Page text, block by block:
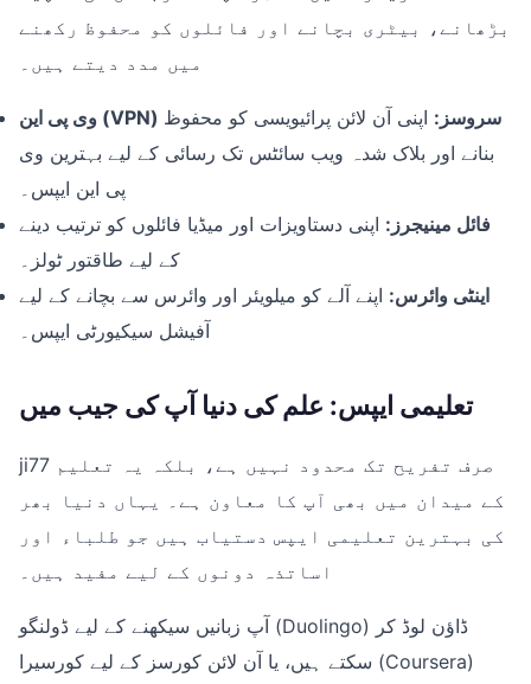
بڑھانے، بیٹری بچانے اور فائلوں کو محفوظ رکھنے
میں مدد دیتے ہیں۔
وی پی این (VPN) سروسز: اپنی آن لائن پرائیویسی کو محفوظ
بنانے اور بلاک شدہ ویب سائٹس تک رسائی کے لیے بہترین وی
پی این ایپس۔
فائل مینیجرز: اپنی دستاویزات اور میڈیا فائلوں کو ترتیب دینے
کے لیے طاقتور ٹولز۔
اینٹی وائرس: اپنے آلے کو میلویئر اور وائرس سے بچانے کے لیے
آفیشل سیکیورٹی ایپس۔
تعلیمی ایپس: علم کی دنیا آپ کی جیب میں
ji77 صرف تفریح تک محدود نہیں ہے، بلکہ یہ تعلیم
کے میدان میں بھی آپ کا معاون ہے۔ یہاں دنیا بھر
کی بہترین تعلیمی ایپس دستیاب ہیں جو طلباء اور
اساتذہ دونوں کے لیے مفید ہیں۔
آپ زبانیں سیکھنے کے لیے ڈولنگو (Duolingo) ڈاؤن لوڈ کر
سکتے ہیں، یا آن لائن کورسز کے لیے کورسیرا (Coursera)